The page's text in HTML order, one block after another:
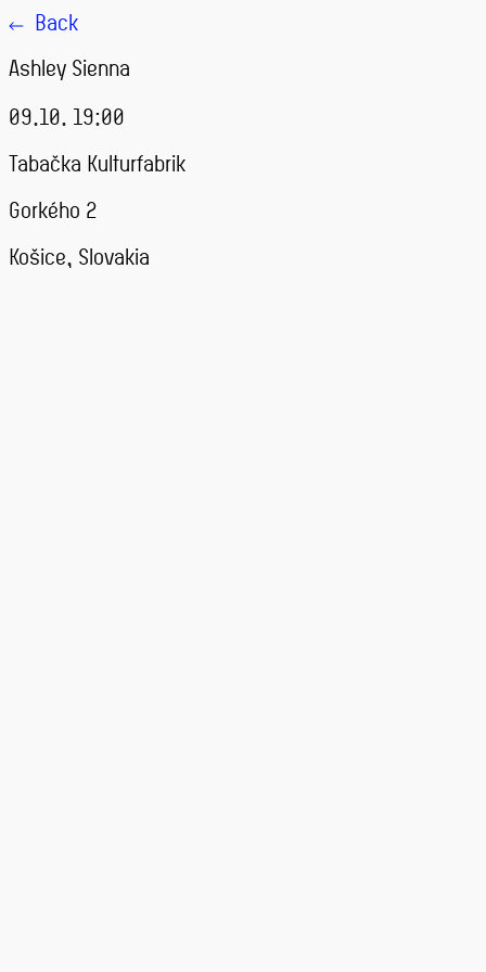
Back
Ashley Sienna
09.10. 19:00
Tabačka Kulturfabrik
Gorkého 2
Košice, Slovakia